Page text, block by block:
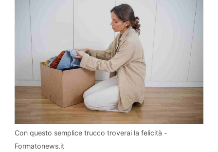
Con questo semplice trucco troverai la felicità -
Formatonews.it